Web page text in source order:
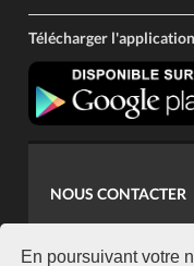
En poursuivant votre
Télécharger
NOUS CONTACTER